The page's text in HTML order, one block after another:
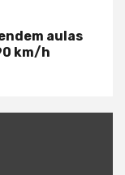
aulas
km/h